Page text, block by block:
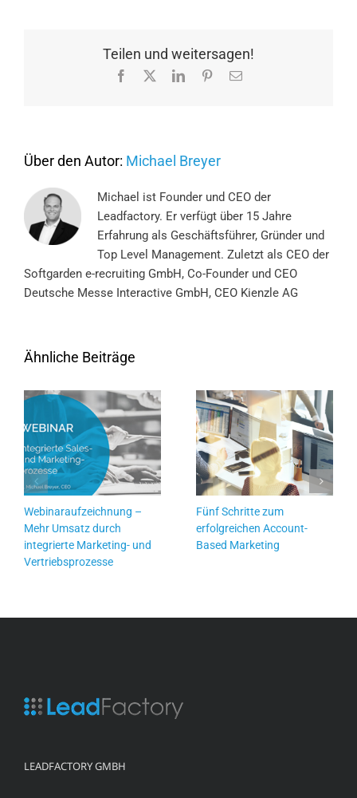
B2B
Lead-
Teilen und weitersagen!
Facebook LinkedInPinterest
E-
Über den Autor: Michael Breyer
Michael ist Founder und CEO der
Leadfactory. Er verfügt über 15 Jahre
Erfahrung als Geschäftsführer, Gründer und
Top Level Management. Zuletzt als CEO der
Softgarden e-recruiting GmbH, Co-Founder und CEO
Deutsche Messe Interactive GmbH, CEO Kienzle AG
Ähnliche Beiträge
Webinaraufzeichnung –
Mehr Umsatz durch
integrierte Marketing- und
Vertriebsprozesse
Fünf Schritte zum
erfolgreichen Account-
Based Marketing
LEADFACTORY GMBH